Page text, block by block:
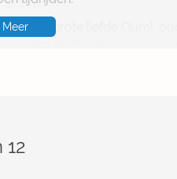
zijn grote liefde Oumi,
Meer